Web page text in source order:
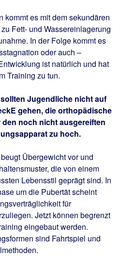
kommt es mit dem sekundären
Fett- und Wassereinlagerung
In der Folge kommt es
oder auch –
ist natürlich und hat
Training zu tun.
Jugendliche nicht auf
gehen, die orthopädische
noch nicht ausgereiften
zu hoch.
Übergewicht vor und
die von einem
Lebensstil geprägt sind. In
um die Pubertät scheint
für
Jetzt können begrenzt
eingebaut werden.
sind Fahrtspiel und